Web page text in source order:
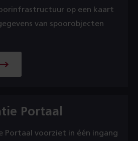
op een kaart
van spoorobjecten
Portaal
Portaal voorziet in één ingang